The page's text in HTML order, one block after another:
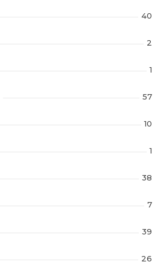
40
2
1
57
10
1
38
7
39
26